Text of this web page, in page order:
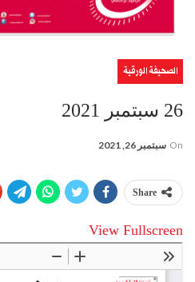
الصحيفة الورقية
26 سبتمبر 2021
On سبتمبر 26, 2021
Share
View Fullscreen